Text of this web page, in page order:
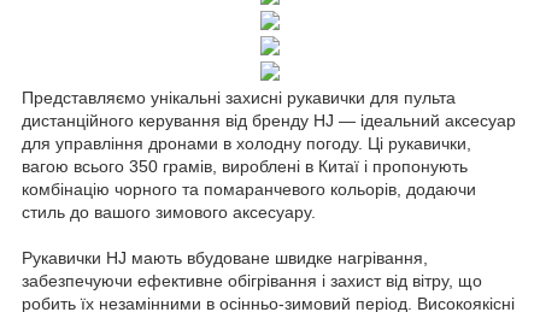
Представляємо унікальні захисні рукавички для пульта
дистанційного керування від бренду HJ — ідеальний аксесуар
для управління дронами в холодну погоду. Ці рукавички,
вагою всього 350 грамів, вироблені в Китаї і пропонують
комбінацію чорного та помаранчевого кольорів, додаючи
стиль до вашого зимового аксесуару.
Рукавички HJ мають вбудоване швидке нагрівання,
забезпечуючи ефективне обігрівання і захист від вітру, що
робить їх незамінними в осінньо-зимовий період. Високоякісні